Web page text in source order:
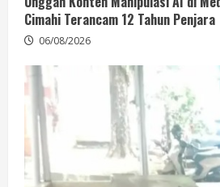
Cimahi Terancam 12 Tahun Penjara
06/08/2026